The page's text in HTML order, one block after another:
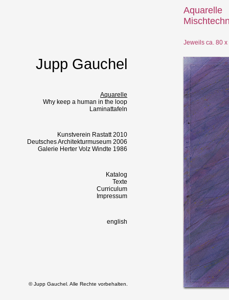
Jupp Gauchel
Aquarelle
Why keep a human in the loop
Laminattafeln
Kunstverein Rastatt 2010
Deutsches Architekturmuseum 2006
Galerie Herter Volz Windte 1986
Katalog
Texte
Curriculum
Impressum
english
© Jupp Gauchel. Alle Rechte vorbehalten.
Aquarelle
Jeweils ca. 80 x